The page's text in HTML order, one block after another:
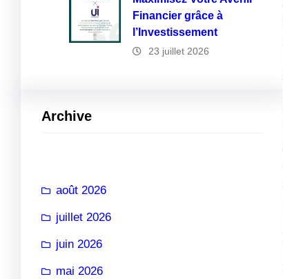
Financier grâce à
l’Investissement
23 juillet 2026
Archive
août 2026
juillet 2026
juin 2026
mai 2026